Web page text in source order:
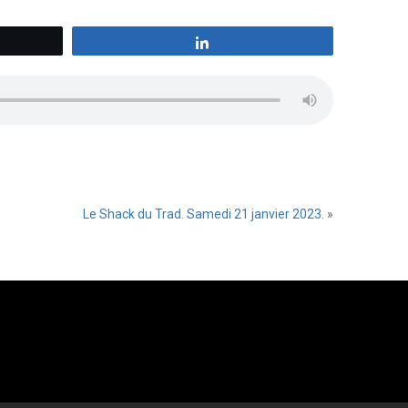
Le Shack du Trad. Samedi 21 janvier 2023. »